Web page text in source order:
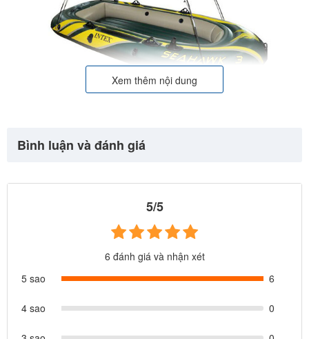
Xem thêm nội dung
Bình luận và đánh giá
5/5
6 đánh giá và nhận xét
5 sao
6
4 sao 0